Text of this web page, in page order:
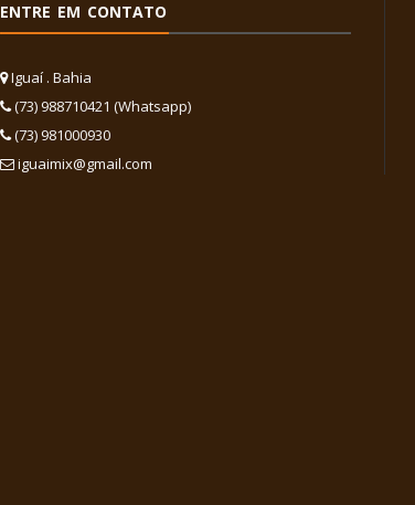
ENTRE EM CONTATO
Iguaí . Bahia
(73) 988710421 (Whatsapp)
(73) 981000930
iguaimix@gmail.com